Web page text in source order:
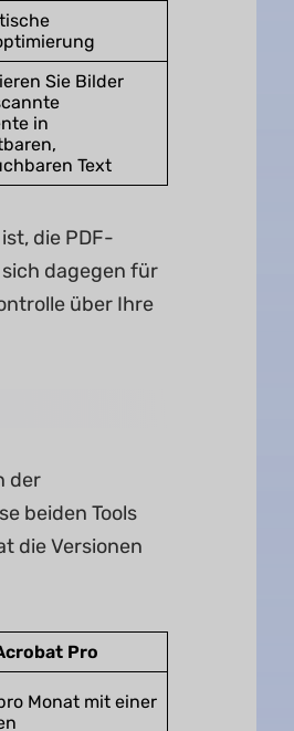
Sie Bilder
in
Text
die PDF-
dagegen für
über Ihre
der
beiden Tools
die Versionen
Pro
Monat mit einer